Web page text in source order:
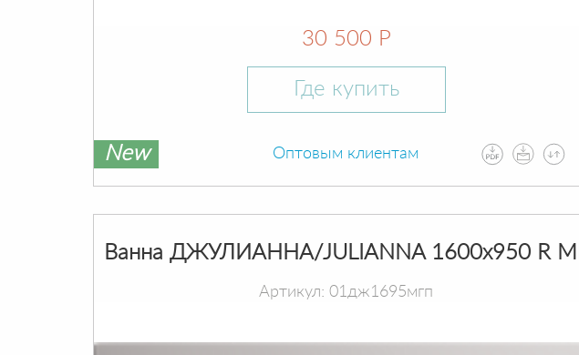
30 500 Р
Где купить
New Оптовым клиентам
Ванна ДЖУЛИАННА/JULIANNA 1600х950 R МГ
Артикул: 01дж1695мгп